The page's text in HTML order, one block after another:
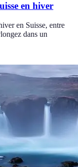
en hiver
en Suisse, entre
dans un